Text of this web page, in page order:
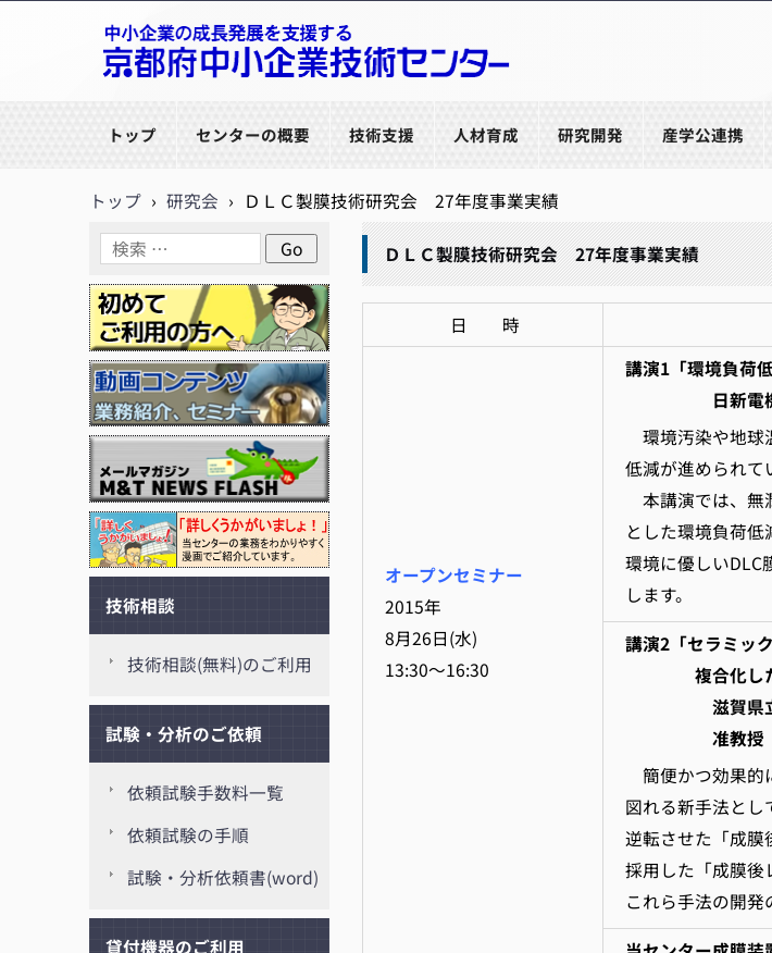
トップ センターの概要 技術支援 人材育成 研究開発 産学公連携
トップ › 研究会 › ＤＬＣ製膜技術研究会 27年度事業実績
ＤＬＣ製膜技術研究会 27年度事業実績
日 時
オープンセミナー
2015年
8月26日(水)
13:30～16:30
講演1「環境負荷
日新電機㈱
環境汚染や地球
低減が進められて
本講演では、無
とした環境負荷低
環境に優しいDLC
します。
講演2「セラミッ
複合化した
滋賀県立大
准教授 田
簡便かつ効果的
図れる新手法と
逆転させた「成膜
採用した「成膜後
これら手法の開発
技術相談
技術相談(無料)のご利用
試験・分析のご依頼
依頼試験手数料一覧
依頼試験の手順
試験・分析依頼書(word)
貸付機器のご利用